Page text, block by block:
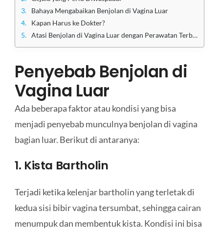
Bahaya Mengabaikan Benjolan di Vagina Luar
Kapan Harus ke Dokter?
Atasi Benjolan di Vagina Luar dengan Perawatan Terbaik di Klinik Utama Sentosa
Penyebab Benjolan di
Vagina Luar
Ada beberapa faktor atau kondisi yang bisa
menjadi penyebab munculnya benjolan di vagina
bagian luar. Berikut di antaranya:
1. Kista Bartholin
Terjadi ketika kelenjar bartholin yang terletak di
kedua sisi bibir vagina tersumbat, sehingga cairan
menumpuk dan membentuk kista. Kondisi ini bisa